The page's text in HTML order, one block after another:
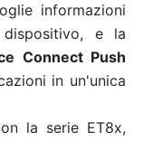
informazioni
e la
Connect Push
in un'unica
la serie ET8x,